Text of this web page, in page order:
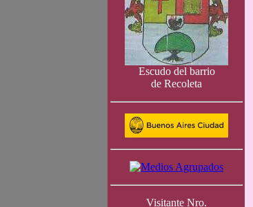
Escudo del barrio
de Recoleta
Visitante Nro.